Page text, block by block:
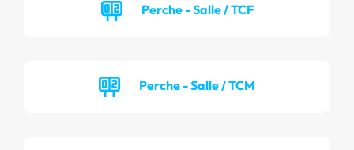
Perche - Salle / TCF
Perche - Salle / TCM